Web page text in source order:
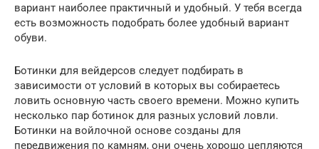
вариант наиболее практичный и удобный. У тебя всегда
есть возможность подобрать более удобный вариант
обуви.
Ботинки для вейдерсов следует подбирать в
зависимости от условий в которых вы собираетесь
ловить основную часть своего времени. Можно купить
несколько пар ботинок для разных условий ловли.
Ботинки на войлочной основе созданы для
передвижения по камням, они очень хорошо цепляются